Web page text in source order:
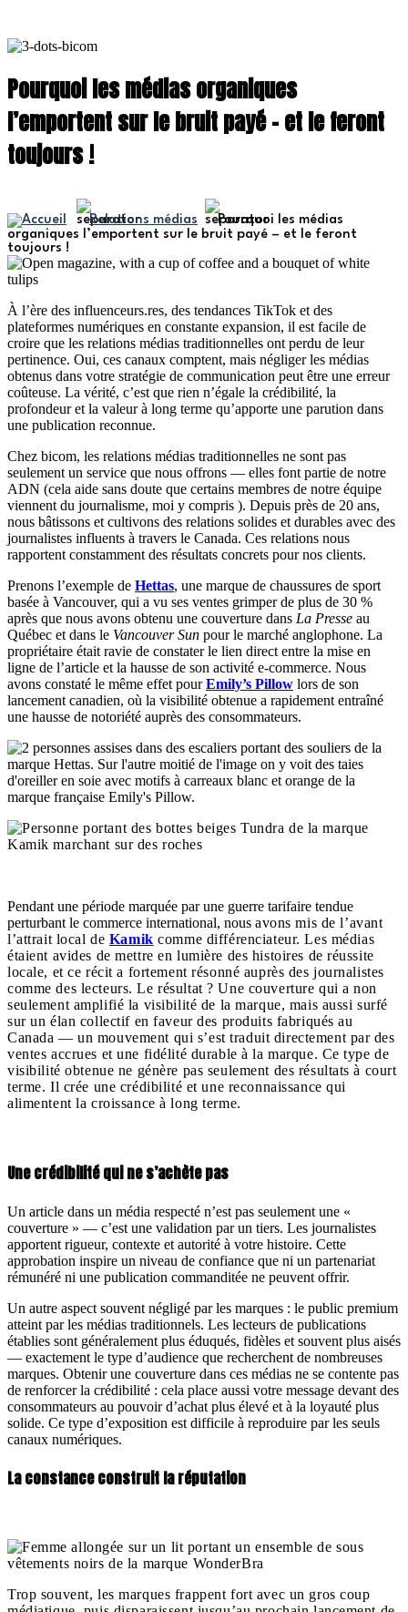
Pourquoi les médias organiques
l’emportent sur le bruit payé – et le feront
toujours !
Relations médias
Pourquoi les médias
organiques l’emportent sur le bruit payé – et le feront
toujours !
À l’ère des influenceurs.res, des tendances TikTok et des
plateformes numériques en constante expansion, il est facile de
croire que les relations médias traditionnelles ont perdu de leur
pertinence. Oui, ces canaux comptent, mais négliger les médias
obtenus dans votre stratégie de communication peut être une erreur
coûteuse. La vérité, c’est que rien n’égale la crédibilité, la
profondeur et la valeur à long terme qu’apporte une parution dans
une publication reconnue.
Chez bicom, les relations médias traditionnelles ne sont pas
seulement un service que nous offrons — elles font partie de notre
ADN (cela aide sans doute que certains membres de notre équipe
viennent du journalisme, moi y compris ). Depuis près de 20 ans,
nous bâtissons et cultivons des relations solides et durables avec des
journalistes influents à travers le Canada. Ces relations nous
rapportent constamment des résultats concrets pour nos clients.
Prenons l’exemple de Hettas, une marque de chaussures de sport
basée à Vancouver, qui a vu ses ventes grimper de plus de 30 %
après que nous avons obtenu une couverture dans La Presse au
Québec et dans le Vancouver Sun pour le marché anglophone. La
propriétaire était ravie de constater le lien direct entre la mise en
ligne de l’article et la hausse de son activité e-commerce. Nous
avons constaté le même effet pourEmily’s Pillow lors de son
lancement canadien, où la visibilité obtenue a rapidement entraîné
une hausse de notoriété auprès des consommateurs.
Pendant une période marquée par une guerre tarifaire tendue
perturbant le commerce international, nous avons mis de l’avant
l’attrait local de Kamik comme différenciateur. Les médias
étaient avides de mettre en lumière des histoires de réussite
locale, et ce récit a fortement résonné auprès des journalistes
comme des lecteurs. Le résultat ? Une couverture qui a non
seulement amplifié la visibilité de la marque, mais aussi surfé
sur un élan collectif en faveur des produits fabriqués au
Canada — un mouvement qui s’est traduit directement par des
ventes accrues et une fidélité durable à la marque. Ce type de
visibilité obtenue ne génère pas seulement des résultats à court
terme. Il crée une crédibilité et une reconnaissance qui
alimentent la croissance à long terme.
Une crédibilité qui ne s’achète pas
Un article dans un média respecté n’est pas seulement une «
couverture » — c’est une validation par un tiers. Les journalistes
apportent rigueur, contexte et autorité à votre histoire. Cette
approbation inspire un niveau de confiance que ni un partenariat
rémunéré ni une publication commanditée ne peuvent offrir.
Un autre aspect souvent négligé par les marques : le public premium
atteint par les médias traditionnels. Les lecteurs de publications
établies sont généralement plus éduqués, fidèles et souvent plus aisés
— exactement le type d’audience que recherchent de nombreuses
marques. Obtenir une couverture dans ces médias ne se contente pas
de renforcer la crédibilité : cela place aussi votre message devant des
consommateurs au pouvoir d’achat plus élevé et à la loyauté plus
solide. Ce type d’exposition est difficile à reproduire par les seuls
canaux numériques.
La constance construit la réputation
Trop souvent, les marques frappent fort avec un gros coup